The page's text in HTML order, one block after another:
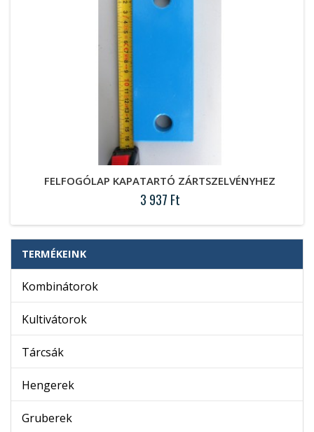
FELFOGÓLAP KAPATARTÓ ZÁRTSZELVÉNYHEZ
3 937 Ft
TERMÉKEINK
Kombinátorok
Kultivátorok
Tárcsák
Hengerek
Gruberek